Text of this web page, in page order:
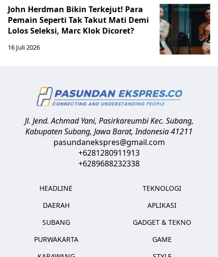
John Herdman Bikin Terkejut! Para
Pemain Seperti Tak Takut Mati Demi
Lolos Seleksi, Marc Klok Dicoret?
16 Juli 2026
Jl. Jend. Achmad Yani, Pasirkareumbi Kec. Subang,
Kabupaten Subang, Jawa Barat,Indonesia41211
pasundanekspres@gmail.com
+6281280911913
+6289688232338
HEADLINE
DAERAH
SUBANG
PURWAKARTA
TEKNOLOGI
APLIKASI
GADGET & TEKNO
GAME